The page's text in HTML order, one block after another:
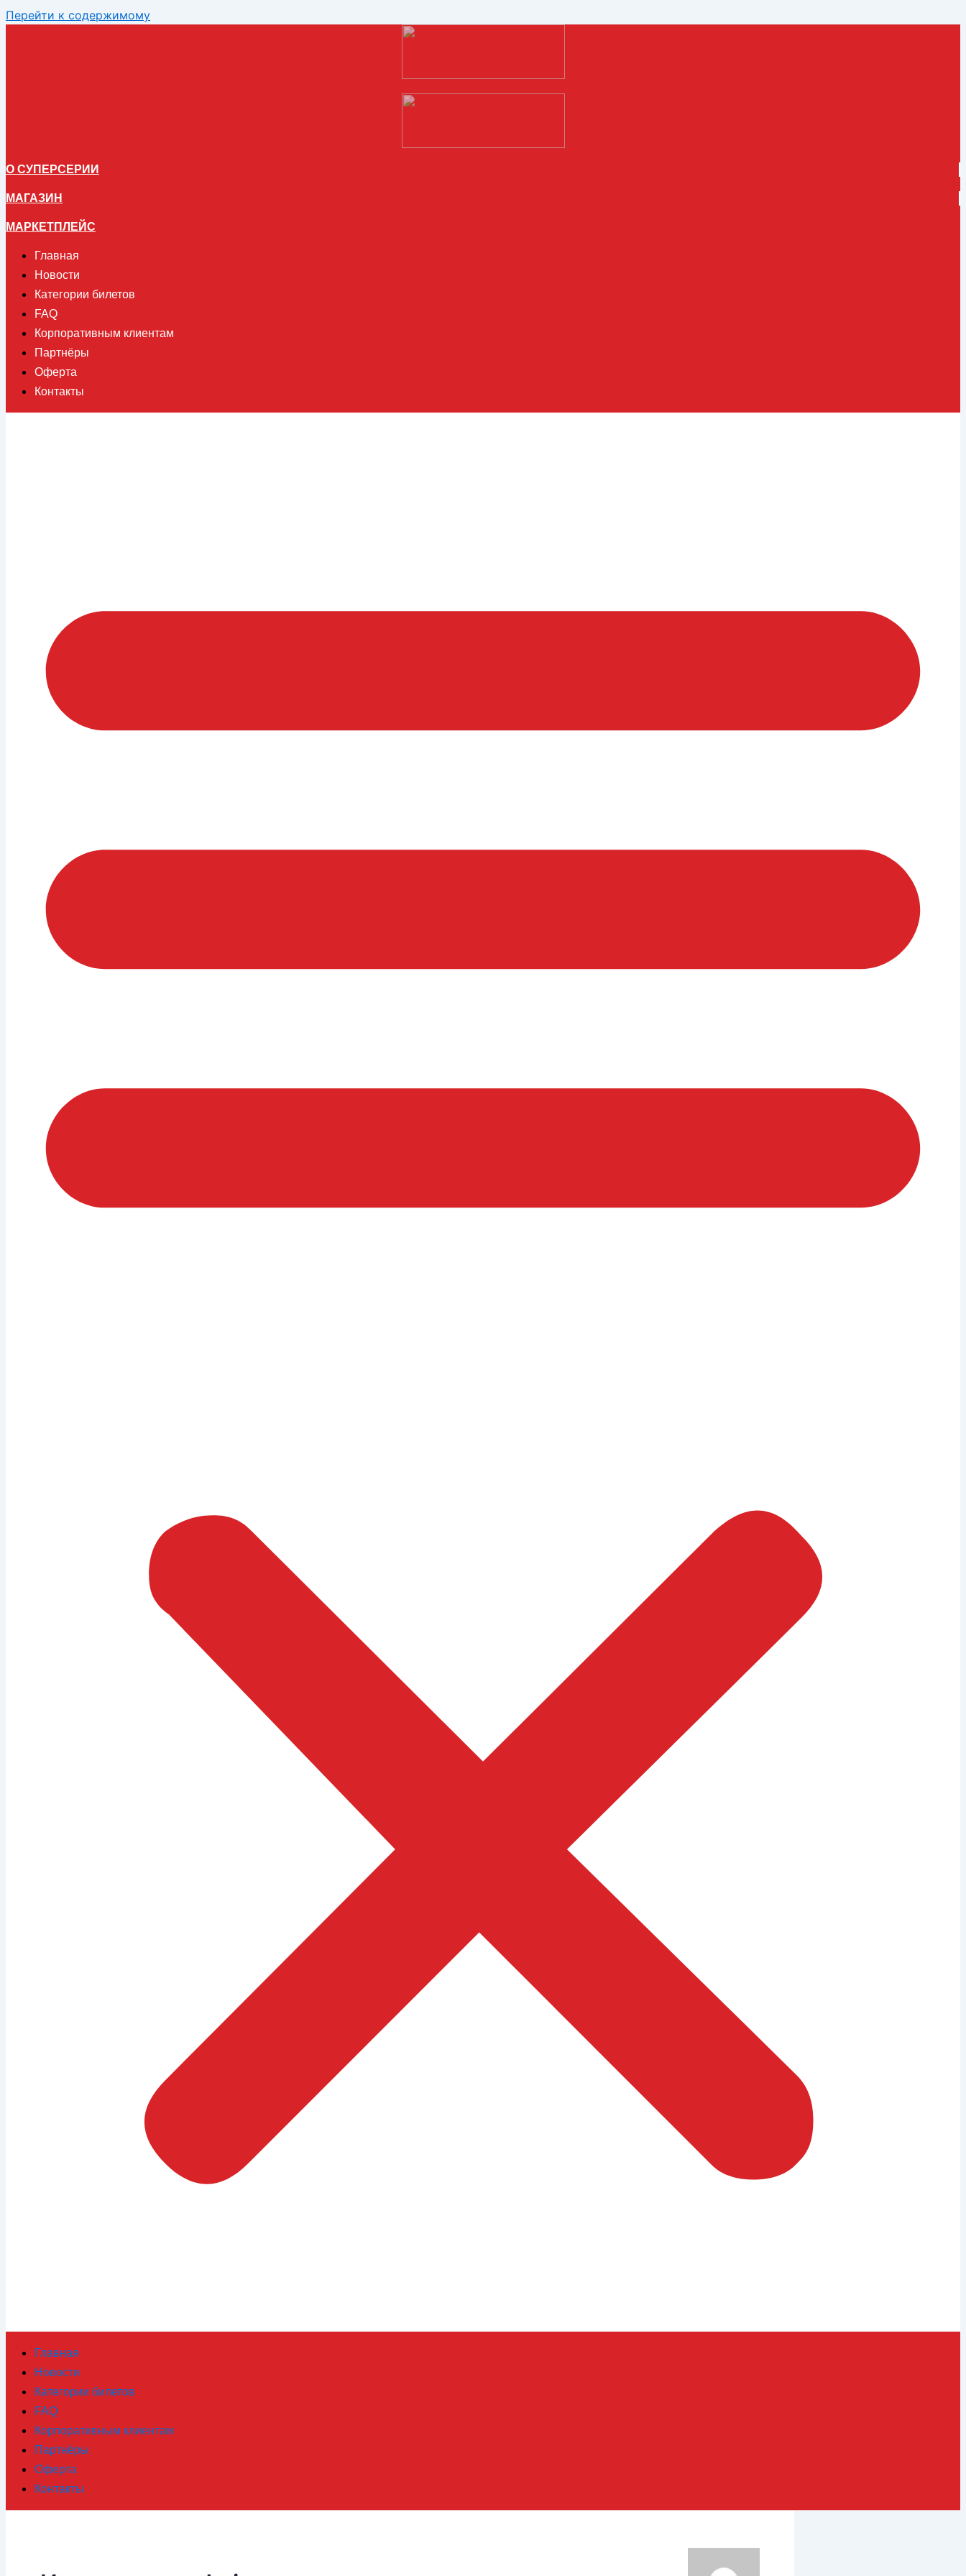
Перейти к содержимому
О СУПЕРСЕРИИ
МАГАЗИН
МАРКЕТПЛЕЙС
Главная
Новости
Категории билетов
FAQ
Корпоративным клиентам
Партнёры
Оферта
Контакты
Главная
Новости
Категории билетов
FAQ
Корпоративным клиентам
Партнёры
Оферта
Контакты